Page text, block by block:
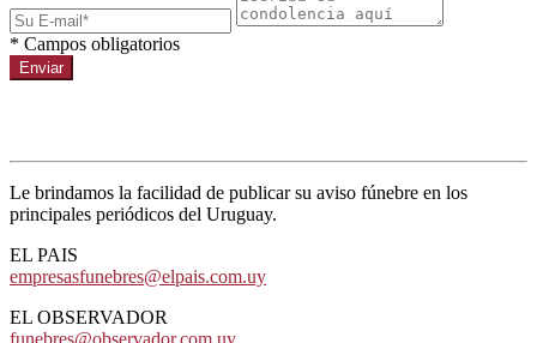
* Campos obligatorios
Enviar
Le brindamos la facilidad de publicar su aviso fúnebre en los
principales periódicos del Uruguay.
EL PAIS
empresasfunebres@elpais.com.uy
EL OBSERVADOR
funebres@observador.com.uy